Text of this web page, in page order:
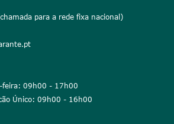
para a rede fixa nacional)
feira: 09h00 - 17h00
Único: 09h00 - 16h00